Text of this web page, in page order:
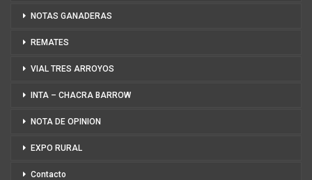
NOTAS GANADERAS
REMATES
VIAL TRES ARROYOS
INTA – CHACRA BARROW
NOTA DE OPINION
EXPO RURAL
Contacto